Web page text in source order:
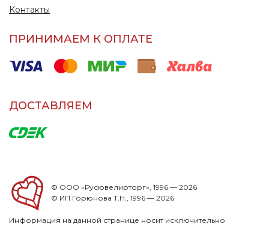
Контакты
ПРИНИМАЕМ К ОПЛАТЕ
ДОСТАВЛЯЕМ
© ООО «Русювелирторг», 1996 — 2026
© ИП Горюнова Т.Н., 1996 — 2026
Информация на данной странице носит исключительно